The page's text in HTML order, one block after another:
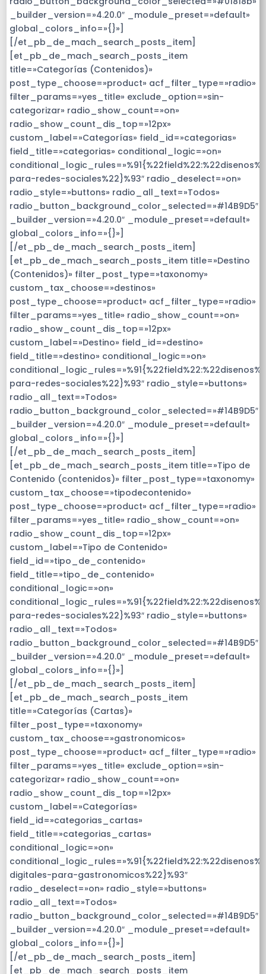
_builder_version=»4.20.0″ _module_preset=»default»
global_colors_info=»{}»]
[/et_pb_de_mach_search_posts_item]
[et_pb_de_mach_search_posts_item
title=»Categorías (Contenidos)»
post_type_choose=»product» acf_filter_type=»radio»
filter_params=»yes_title» exclude_option=»sin-
categorizar» radio_show_count=»on»
radio_show_count_dis_top=»12px»
custom_label=»Categorías» field_id=»categorias»
field_title=»categorias» conditional_logic=»on»
para-redes-sociales%22}%93″ radio_deselect=»on»
radio_style=»buttons» radio_all_text=»Todos»
radio_button_background_color_selected=»#14B9D5″
_builder_version=»4.20.0″ _module_preset=»default»
global_colors_info=»{}»]
[/et_pb_de_mach_search_posts_item]
[et_pb_de_mach_search_posts_item title=»Destino
(Contenidos)» filter_post_type=»taxonomy»
custom_tax_choose=»destinos»
post_type_choose=»product» acf_filter_type=»radio»
filter_params=»yes_title» radio_show_count=»on»
radio_show_count_dis_top=»12px»
custom_label=»Destino» field_id=»destino»
field_title=»destino» conditional_logic=»on»
para-redes-sociales%22}%93″ radio_style=»buttons»
radio_all_text=»Todos»
radio_button_background_color_selected=»#14B9D5″
_builder_version=»4.20.0″ _module_preset=»default»
global_colors_info=»{}»]
[/et_pb_de_mach_search_posts_item]
[et_pb_de_mach_search_posts_item title=»Tipo de
Contenido (contenidos)» filter_post_type=»taxonomy»
custom_tax_choose=»tipodecontenido»
post_type_choose=»product» acf_filter_type=»radio»
filter_params=»yes_title» radio_show_count=»on»
radio_show_count_dis_top=»12px»
custom_label=»Tipo de Contenido»
field_id=»tipo_de_contenido»
field_title=»tipo_de_contenido»
conditional_logic=»on»
para-redes-sociales%22}%93″ radio_style=»buttons»
radio_all_text=»Todos»
radio_button_background_color_selected=»#14B9D5″
_builder_version=»4.20.0″ _module_preset=»default»
global_colors_info=»{}»]
[/et_pb_de_mach_search_posts_item]
[et_pb_de_mach_search_posts_item
title=»Categorías (Cartas)»
filter_post_type=»taxonomy»
custom_tax_choose=»gastronomicos»
post_type_choose=»product» acf_filter_type=»radio»
filter_params=»yes_title» exclude_option=»sin-
categorizar» radio_show_count=»on»
radio_show_count_dis_top=»12px»
custom_label=»Categorías»
field_id=»categorias_cartas»
field_title=»categorias_cartas»
conditional_logic=»on»
digitales-para-gastronomicos%22}%93″
radio_deselect=»on» radio_style=»buttons»
radio_all_text=»Todos»
radio_button_background_color_selected=»#14B9D5″
_builder_version=»4.20.0″ _module_preset=»default»
global_colors_info=»{}»]
[/et_pb_de_mach_search_posts_item]
[et_pb_de_mach_search_posts_item